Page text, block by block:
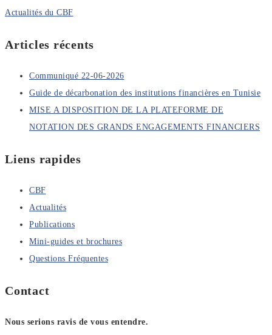
Actualités du CBF
Articles récents
Communiqué 22-06-2026
Guide de décarbonation des institutions financières en Tunisie
MISE A DISPOSITION DE LA PLATEFORME DE
NOTATION DES GRANDS ENGAGEMENTS FINANCIERS
Liens rapides
CBF
Actualités
Publications
Mini-guides et brochures
Questions Fréquentes
Contact
Nous serions ravis de vous entendre.